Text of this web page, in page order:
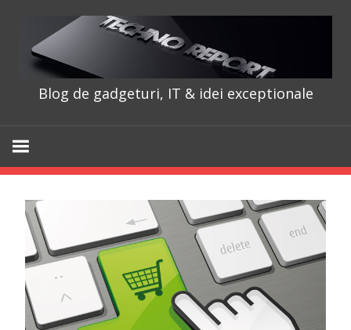
content
Blog de gadgeturi, IT & idei exceptionale